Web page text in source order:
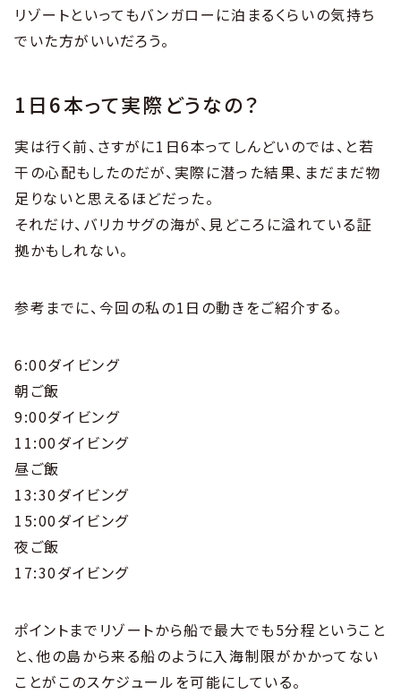
リゾートといってもバンガローに泊まるくらいの気持ち
でいた方がいいだろう。
1日6本って実際どうなの？
実は行く前、さすがに1日6本ってしんどいのでは、と若
干の心配もしたのだが、実際に潜った結果、まだまだ物
足りないと思えるほどだった。
それだけ、バリカサグの海が、見どころに溢れている証
拠かもしれない。
参考までに、今回の私の1日の動きをご紹介する。
6:00ダイビング
朝ご飯
9:00ダイビング
11:00ダイビング
昼ご飯
13:30ダイビング
15:00ダイビング
夜ご飯
17:30ダイビング
ポイントまでリゾートから船で最大でも5分程ということ
と、他の島から来る船のように入海制限がかかってない
ことがこのスケジュールを可能にしている。